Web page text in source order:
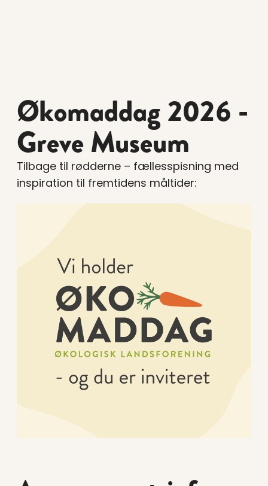
Økomaddag 2026 -
Greve Museum
Tilbage til rødderne – fællesspisning med
inspiration til fremtidens måltider: